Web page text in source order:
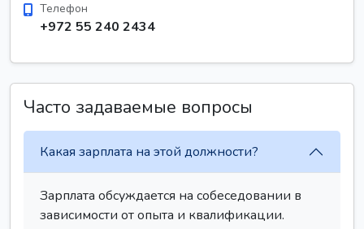
Телефон
+972 55 240 2434
Часто задаваемые вопросы
Какая зарплата на этой должности?
Зарплата обсуждается на собеседовании в
зависимости от опыта и квалификации.